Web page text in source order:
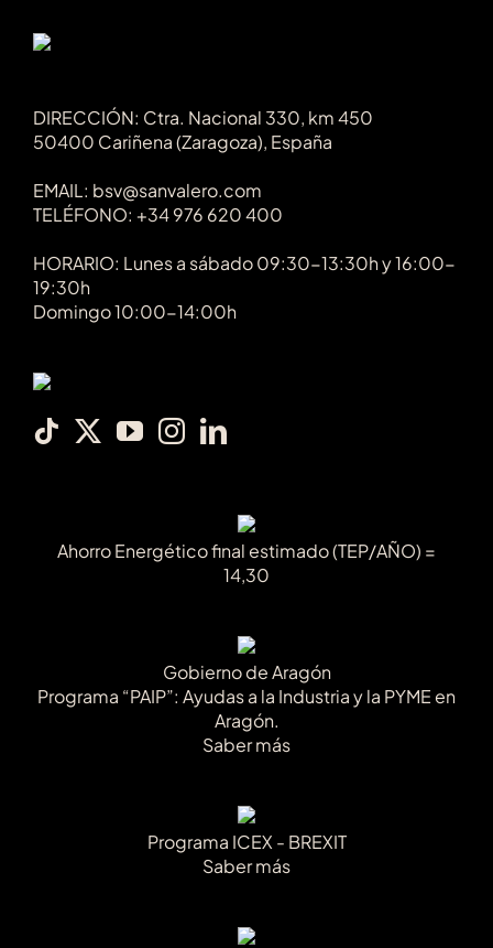
DIRECCIÓN: Ctra. Nacional 330, km 450
50400 Cariñena (Zaragoza), España
EMAIL: bsv@sanvalero.com
TELÉFONO: +34 976 620 400
HORARIO: Lunes a sábado 09:30-13:30h y 16:00-
19:30h
Domingo 10:00-14:00h
Ahorro Energético final estimado (TEP/AÑO) =
14,30
Gobierno de Aragón
Programa “PAIP”: Ayudas a la Industria y la PYME en
Aragón.
Saber más
Programa ICEX - BREXIT
Saber más